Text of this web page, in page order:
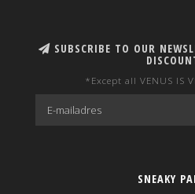
SUBSCRIBE TO OUR
*Except all VENUS IS
SNEAKY